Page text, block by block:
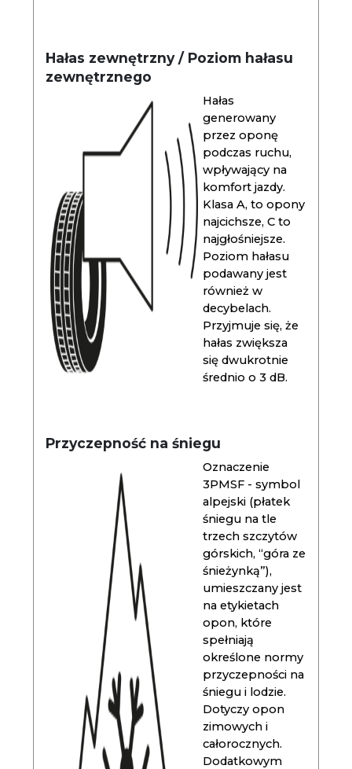
Hałas zewnętrzny / Poziom hałasu
zewnętrznego
Hałas
generowany
przez oponę
podczas ruchu,
wpływający na
komfort jazdy.
Klasa A, to opony
najcichsze, C to
najgłośniejsze.
Poziom hałasu
podawany jest
również w
decybelach.
Przyjmuje się, że
hałas zwiększa
się dwukrotnie
średnio o 3 dB.
Przyczepność na śniegu
Oznaczenie
3PMSF - symbol
alpejski (płatek
śniegu na tle
trzech szczytów
górskich, “góra ze
śnieżynką”),
umieszczany jest
na etykietach
opon, które
spełniają
określone normy
przyczepności na
śniegu i lodzie.
Dotyczy opon
zimowych i
całorocznych.
Dodatkowym